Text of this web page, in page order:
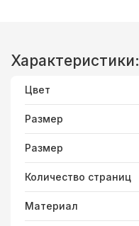
Характеристики:
Цвет
Размер
Размер
Количество страниц
Материал